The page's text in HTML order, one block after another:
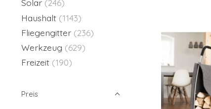
Solar (246)
Haushalt (1143)
Fliegengitter (236)
Werkzeug (629)
Freizeit (190)
Preis